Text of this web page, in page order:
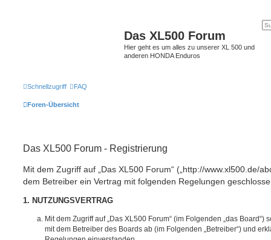
Das XL500 Forum
Hier geht es um alles zu unserer XL 500 und
anderen HONDA Enduros
Schnellzugriff FAQ
Foren-Übersicht
Das XL500 Forum - Registrierung
Mit dem Zugriff auf „Das XL500 Forum“ („http://www.xl500.de/
dem Betreiber ein Vertrag mit folgenden Regelungen
1. NUTZUNGSVERTRAG
Mit dem Zugriff auf „Das XL500 Forum“ (im Folgenden „das
mit dem Betreiber des Boards ab (im Folgenden „Betreiber“) und